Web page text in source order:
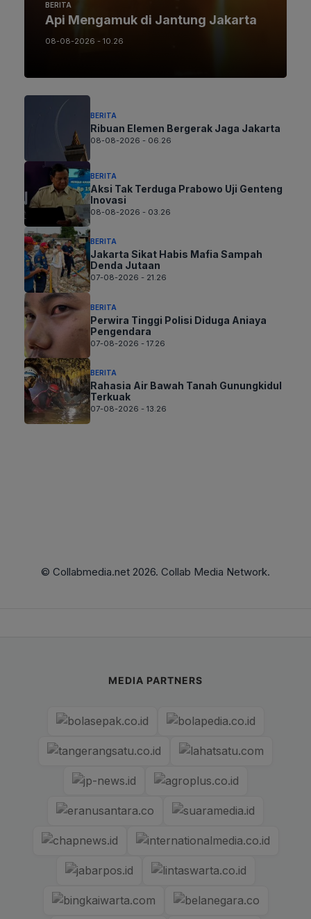
BERITA
Api Mengamuk di Jantung Jakarta
08-08-2026 - 10.26
BERITA
Ribuan Elemen Bergerak Jaga Jakarta
08-08-2026 - 06.26
BERITA
Aksi Tak Terduga Prabowo Uji Genteng
Inovasi
08-08-2026 - 03.26
BERITA
Jakarta Sikat Habis Mafia Sampah
Denda Jutaan
07-08-2026 - 21.26
BERITA
Perwira Tinggi Polisi Diduga Aniaya
Pengendara
07-08-2026 - 17.26
BERITA
Rahasia Air Bawah Tanah Gunungkidul
Terkuak
07-08-2026 - 13.26
© Collabmedia.net 2026. Collab Media Network.
MEDIA PARTNERS